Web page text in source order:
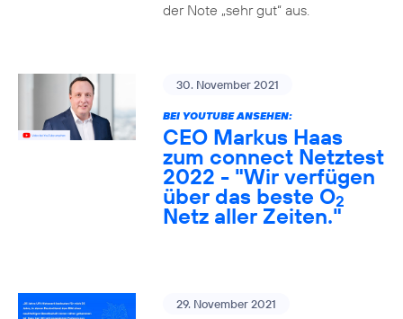
der Note „sehr gut“ aus.
30. November 2021
BEI YOUTUBE ANSEHEN:
CEO Markus Haas
zum connect Netztest
2022 - "Wir verfügen
über das beste O2
Netz aller Zeiten."
29. November 2021